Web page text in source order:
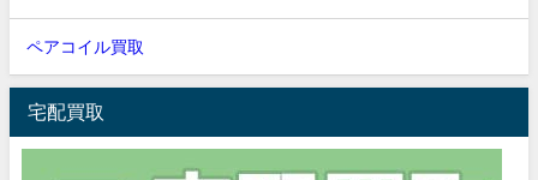
ペアコイル買取
宅配買取